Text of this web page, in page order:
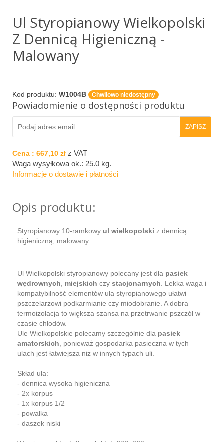
Ul Styropianowy Wielkopolski
Z Dennicą Higieniczną -
Malowany
Kod produktu: W1004B Chwilowo niedostępny
Powiadomienie o dostępności produktu
Cena : 667,10 zł z VAT
Waga wysyłkowa ok.: 25.0 kg.
Informacje o dostawie i płatności
Opis produktu:
Styropianowy 10-ramkowy ul wielkopolski z dennicą
higieniczną, malowany.
Ul Wielkopolski styropianowy polecany jest dla pasiek
wędrownych
miejskich czy stacjonarnych . Lekka waga i
kompatybilność elementów ula styropianowego ułatwi
pszczelarzowi podkarmianie czy miodobranie. A dobra
termoizolacja to większa szansa na przetrwanie pszczół w
czasie chłodów.
Ule Wielkopolskie polecamy szczególnie dla pasiek
amatorskich , ponieważ gospodarka pasieczna w tych
ulach jest łatwiejsza niż w innych typach uli.
Skład ula:
- dennica wysoka higieniczna
- 2x korpus
- 1x korpus 1/2
- powałka
- daszek niski